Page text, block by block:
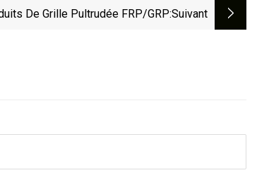
De Grille Pultrudée FRP/GRP:suivant